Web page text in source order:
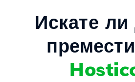
Искате ли